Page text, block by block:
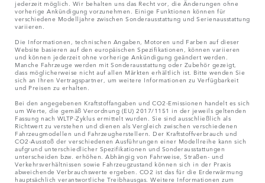
jederzeit möglich. Wir behalten uns das Recht vor, die Änderungen ohne
vorherige Ankündigung vorzunehmen. Einige Funktionen können für
verschiedene Modelljahre zwischen Sonderausstattung und Serienausstattung
variieren.
Die Informationen, technischen Angaben, Motoren und Farben auf dieser
Website basieren auf den europäischen Spezifikationen, können variieren
und können jederzeit ohne vorherige Ankündigung geändert werden.
Manche Fahrzeuge werden mit Sonderausstattung oder Zubehör gezeigt,
dass möglicherweise nicht auf allen Märkten erhältlich ist. Bitte wenden Sie
sich an Ihren Vertragspartner, um weitere Informationen zu Verfügbarkeit
und Preisen zu erhalten.
Bei den angegebenen Kraftstoffangaben und CO2-Emissionen handelt es sich
um Werte, die gemäß Verordnung (EU) 2017/1151 in der jeweils geltenden
Fassung nach WLTP-Zyklus ermittelt wurden. Sie sind ausschließlich als
Richtwert zu verstehen und dienen als Vergleich zwischen verschiedenen
Fahrzeugmodellen und Fahrzeugherstellern. Der Kraftstoffverbrauch und
CO2-Ausstoß der verschiedenen Ausführungen einer Modellreihe kann sich
aufgrund unterschiedlicher Spezifikationen und Sonderausstattungen
unterscheiden bzw. erhöhen. Abhängig von Fahrweise, Straßen- und
Verkehrsverhältnissen sowie Fahrzeugzustand können sich in der Praxis
abweichende Verbrauchswerte ergeben. CO2 ist das für die Erderwärmung
hauptsächlich verantwortliche Treibhausgas. Weitere Informationen zum